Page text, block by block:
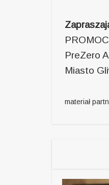
PreZero
Miasto
materiał